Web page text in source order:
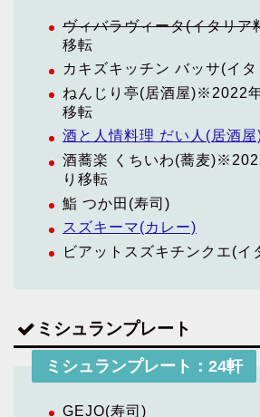
ヴィバラヴィータ(イタリア
移転
カキズキッチン バッサ(イ
ねんじり亭(居酒屋)※2022
移転
酒と人情料理 だい人(居酒屋
酒蕎楽 くちいわ(蕎麦
り移転
鮨 つか田(寿司)
スズキーマ(カレー)
ビアットスズキチンクエ(イ
ミシュランプレート
ミシュランプレート：24軒
GEJO(寿司)